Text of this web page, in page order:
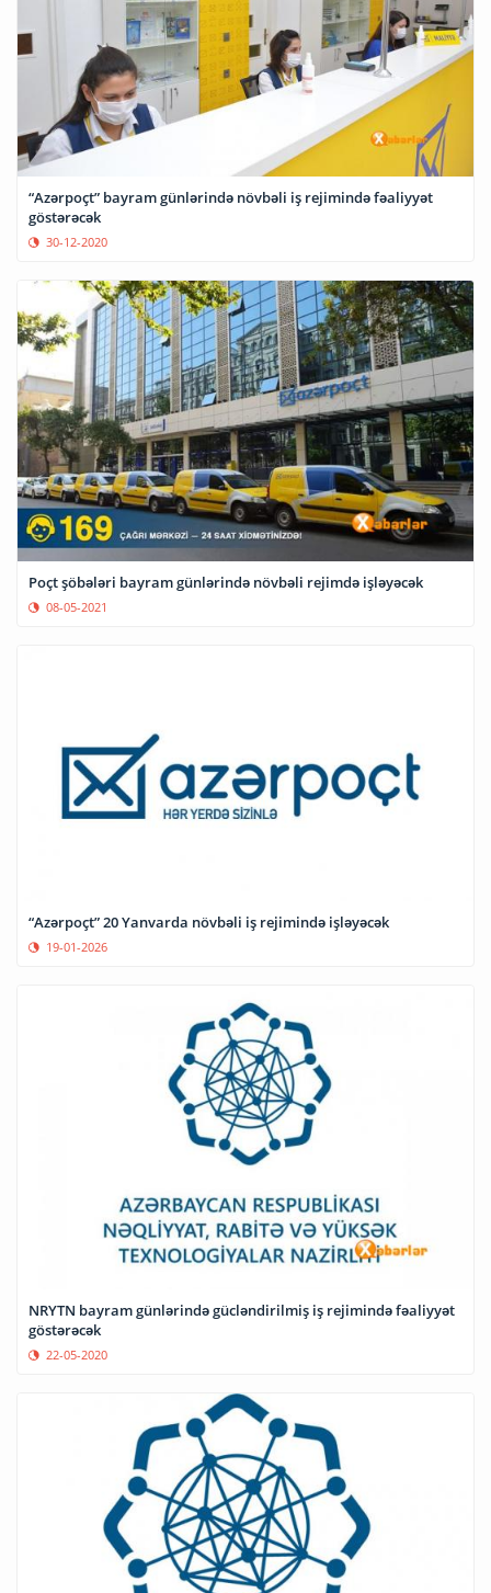
“Azərpoçt” bayram günlərində növbəli iş rejimində fəaliyyət
göstərəcək
30-12-2020
Poçt şöbələri bayram günlərində növbəli rejimdə işləyəcək
08-05-2021
“Azərpoçt” 20 Yanvarda növbəli iş rejimində işləyəcək
19-01-2026
NRYTN bayram günlərində gücləndirilmiş iş rejimində fəaliyyət
göstərəcək
22-05-2020